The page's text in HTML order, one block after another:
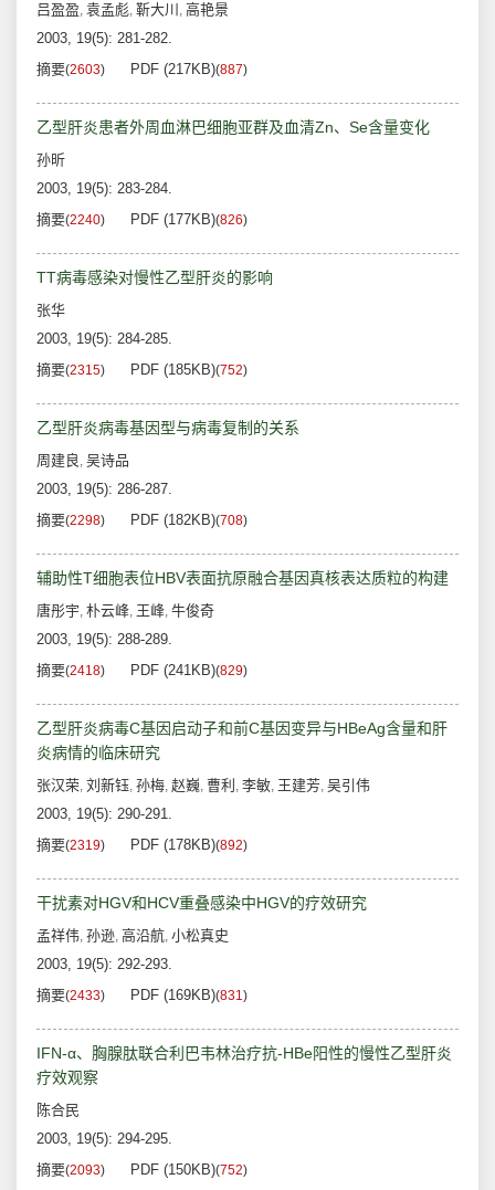
吕盈盈, 袁孟彪, 靳大川 , 高艳景
2003, 19(5): 281-282.
摘要(2603) PDF (217KB)(887)
乙型肝炎患者外周血淋巴细胞亚群及血清Zn、Se含量变化
孙昕
2003, 19(5): 283-284.
摘要(2240) PDF (177KB)(826)
TT病毒感染对慢性乙型肝炎的影响
张华
2003, 19(5): 284-285.
摘要(2315) PDF (185KB)(752)
乙型肝炎病毒基因型与病毒复制的关系
周建良, 吴诗品
2003, 19(5): 286-287.
摘要(2298) PDF (182KB)(708)
辅助性T细胞表位HBV表面抗原融合基因真核表达质粒的构建
唐彤宇, 朴云峰, 王峰, 牛俊奇
2003, 19(5): 288-289.
摘要(2418) PDF (241KB)(829)
乙型肝炎病毒C基因启动子和前C基因变异与HBeAg含量和肝
炎病情的临床研究
张汉荣, 刘新钰, 孙梅, 赵巍, 曹利 , 李敏, 王建芳, 吴引伟
2003, 19(5): 290-291.
摘要(2319) PDF (178KB)(892)
干扰素对HGV和HCV重叠感染中HGV的疗效研究
孟祥伟, 孙逊, 高沿航, 小松真史
2003, 19(5): 292-293.
摘要(2433) PDF (169KB)(831)
IFN-α、胸腺肽联合利巴韦林治疗抗-HBe阳性的慢性乙型肝炎
疗效观察
陈合民
2003, 19(5): 294-295.
摘要(2093) PDF (150KB)(752)